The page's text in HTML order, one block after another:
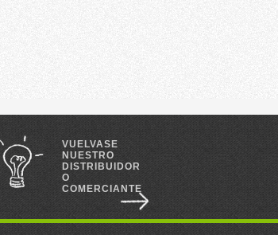
VUELVASE
NUESTRO
DISTRIBUIDOR
O
COMERCIANTE